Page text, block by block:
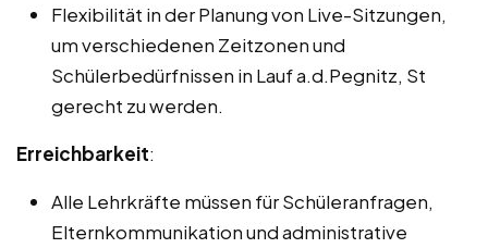
Flexibilität in der Planung von Live-Sitzungen,
um verschiedenen Zeitzonen und
Schülerbedürfnissen in Lauf a.d.Pegnitz, St
gerecht zu werden.
Erreichbarkeit:
Alle Lehrkräfte müssen für Schüleranfragen,
Elternkommunikation und administrative